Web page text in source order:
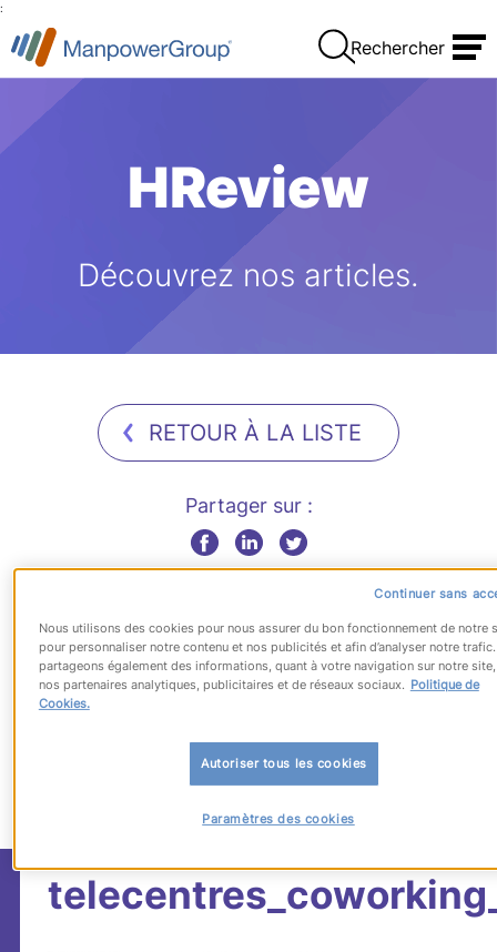
:
Rechercher
HReview
Découvrez nos articles.
RETOUR À LA LISTE
Partager sur :
Continuer sans
Nous utilisons des cookies pour nous assurer du bon fonctionnement de notre
pour personnaliser notre contenu et nos publicités et afin d’analyser notre
partageons également des informations, quant à votre navigation sur notre
nos partenaires analytiques, publicitaires et de réseaux sociaux. Politique de
Cookies.
Autoriser tous les cookies
Paramètres des cookies